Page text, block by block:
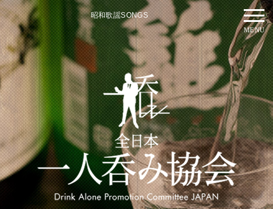
昭和歌謡SONGS
MENU